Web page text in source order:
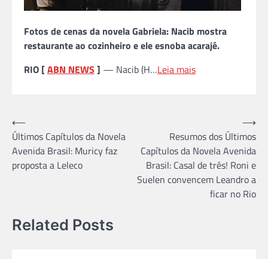
Fotos de cenas da novela Gabriela: Nacib mostra
restaurante ao cozinheiro e ele esnoba acarajé.
RIO [ABN NEWS ] — Nacib (H…Leia mais
Navegação
de
Post
⟵
Últimos Capítulos da Novela
Avenida Brasil: Muricy faz
proposta a Leleco
Resumos dos Últimos
Capítulos da Novela Avenida
Brasil: Casal de três! Roni e
Suelen convencem Leandro a
ficar no Rio
⟶
Related Posts